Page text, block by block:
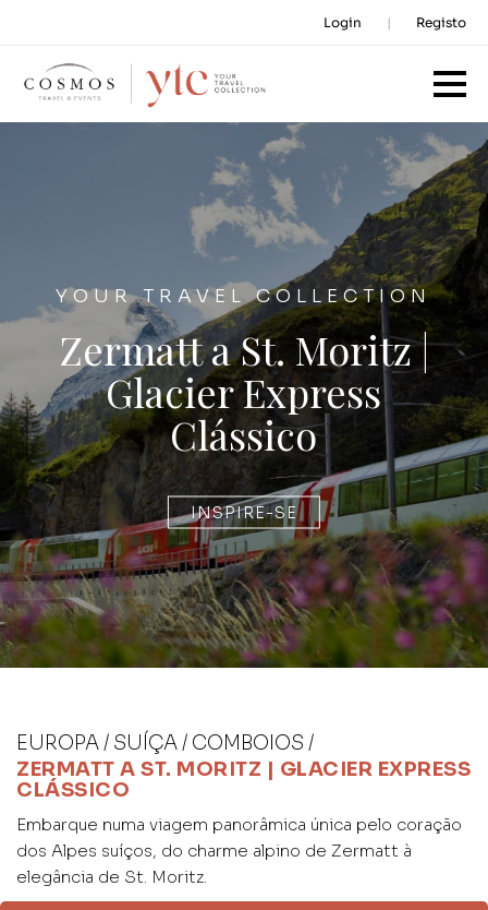
Login Registo
YOUR TRAVEL COLLECTION
Zermatt a St. Moritz |
Glacier Express
Clássico
INSPIRE-SE
EUROPA / SUÍÇA / COMBOIOS /
ZERMATT A ST. MORITZ | GLACIER EXPRESS
CLÁSSICO
Embarque numa viagem panorâmica única pelo coração
dos Alpes suíços, do charme alpino de Zermatt à
elegância de St. Moritz.